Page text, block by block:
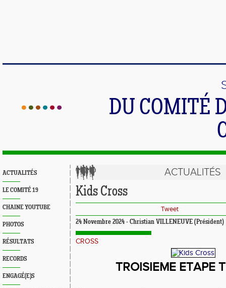
DU COMITÉ
ACTUALITÉS
LE COMITÉ 19
CHAINE YOUTUBE
PHOTOS
RÉSULTATS
RECORDS
ENGAGÉ(E)S
ACTUALITÉS
Kids Cross
Tweet
24 Novembre 2024 - Christian VILLENEUVE (Président)
CROSS
TROISIEME ETAPE